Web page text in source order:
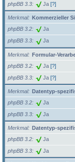
phpBB 3.3 Ja [?]
Merkmal
Kommerzieller
phpBB 3.2
Ja
phpBB 3.3 Ja
Merkmal
Formular-
phpBB 3.2
Ja [?]
phpBB 3.3 Ja [?]
Merkmal
Datentyp-
phpBB 3.2
Ja
phpBB 3.3 Ja
Merkmal
Datentyp-
phpBB 3.2
Ja
phpBB 3.3 Ja